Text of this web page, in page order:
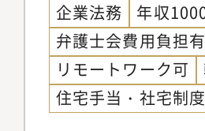
企業法務 年収
弁護士会費用負担有
リモートワーク可
住宅手当・社宅制